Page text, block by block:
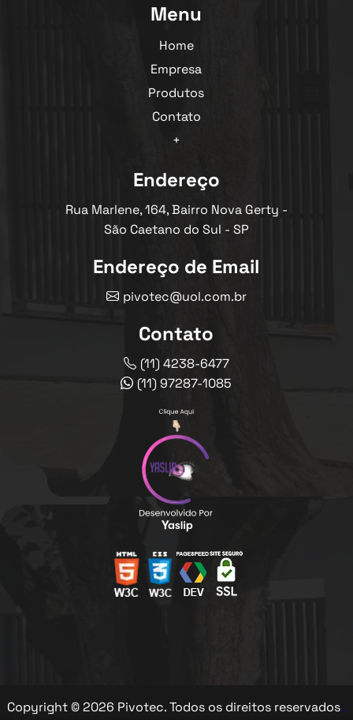
Menu
Home
Empresa
Produtos
Contato
+
Endereço
Rua Marlene, 164, Bairro Nova Gerty -
São Caetano do Sul - SP
Endereço de Email
pivotec@uol.com.br
Contato
(11) 4238-6477
(11) 97287-1085
Copyright © 2026 Pivotec. Todos os direitos reservados.